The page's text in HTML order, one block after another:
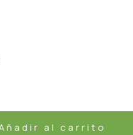
al carrito